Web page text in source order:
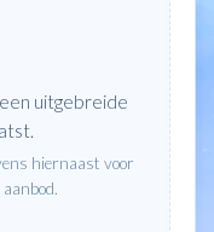
uitgebreide
hiernaast voor